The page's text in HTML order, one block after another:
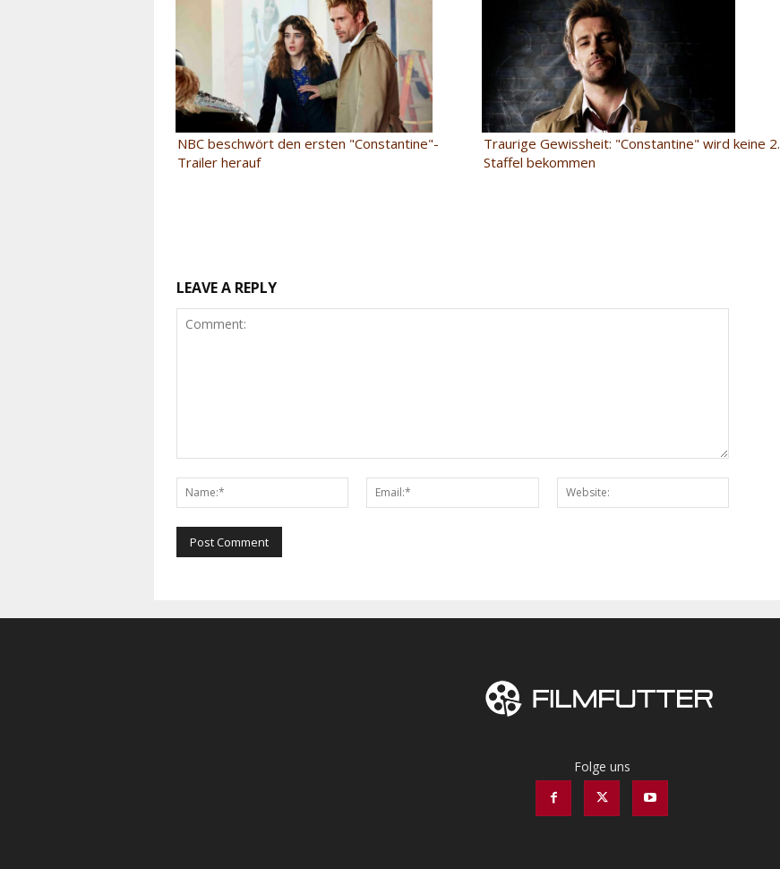
NBC beschwört den ersten "Constantine"-
Trailer herauf
Traurige Gewissheit: "Constantine" wird keine 2.
Staffel bekommen
LEAVE A REPLY
Name:*
Email:*
Folge uns